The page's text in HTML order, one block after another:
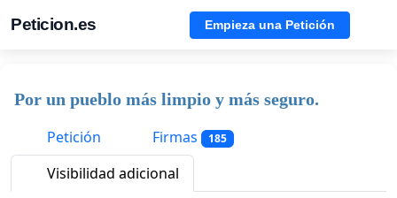
Peticion.es Empieza una Petición
Por un pueblo más limpio y más seguro.
Petición
Firmas 185
Visibilidad adicional